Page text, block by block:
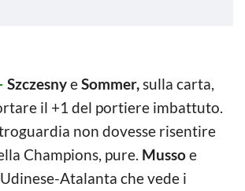
SzczesnyeSommer,sulla carta,
il +1 del portiere imbattuto.
non dovesse risentire
Champions, pure. Mussoe
Atalanta che vede i